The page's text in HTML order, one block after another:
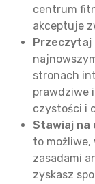
centrum
akceptuje
Przeczytaj
stronach
prawdziwe
czystości i
Stawiaj na
to
zasadami
zyskasz